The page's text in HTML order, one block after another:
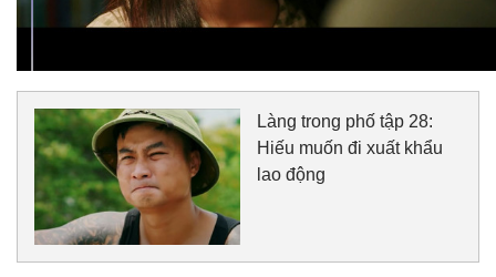
Làng trong phố tập 28:
Hiếu muốn đi xuất khẩu
lao động